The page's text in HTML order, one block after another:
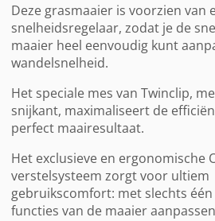
Deze grasmaaier is voorzien van
snelheidsregelaar, zodat je de
maaier heel eenvoudig kunt
wandelsnelheid.
Het speciale mes van Twinclip,
snijkant, maximaliseert de
perfect maairesultaat.
Het exclusieve en ergonomische
verstelsysteem zorgt voor ultiem
gebruikscomfort: met slechts
functies van de maaier